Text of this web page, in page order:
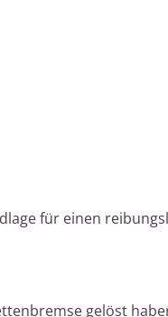
für einen
gelöst